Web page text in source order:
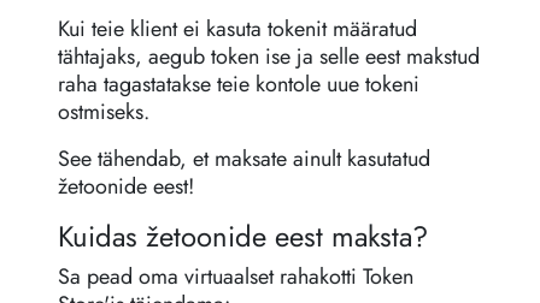
Kui teie klient ei kasuta tokenit määratud
tähtajaks, aegub token ise ja selle eest makstud
raha tagastatakse teie kontole uue tokeni
ostmiseks.
See tähendab, et maksate ainult kasutatud
žetoonide eest!
Kuidas žetoonide eest maksta?
Sa pead oma virtuaalset rahakotti Token